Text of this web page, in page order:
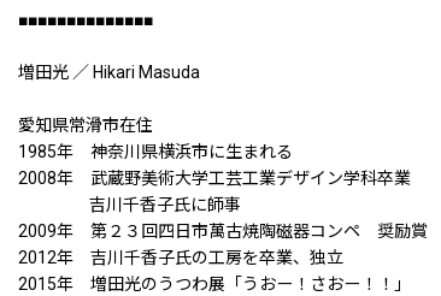
■■■■■■■■■■■■■■
増田光 ／ Hikari Masuda
愛知県常滑市在住
1985年 神奈川県横浜市に生まれる
2008年 武蔵野美術大学工芸工業デザイン学科卒業
吉川千香子氏に師事
2009年 第２３回四日市萬古焼陶磁器コンペ 奨励賞
2012年 吉川千香子氏の工房を卒業、独立
2015年 増田光のうつわ展「うおー！さおー！！」